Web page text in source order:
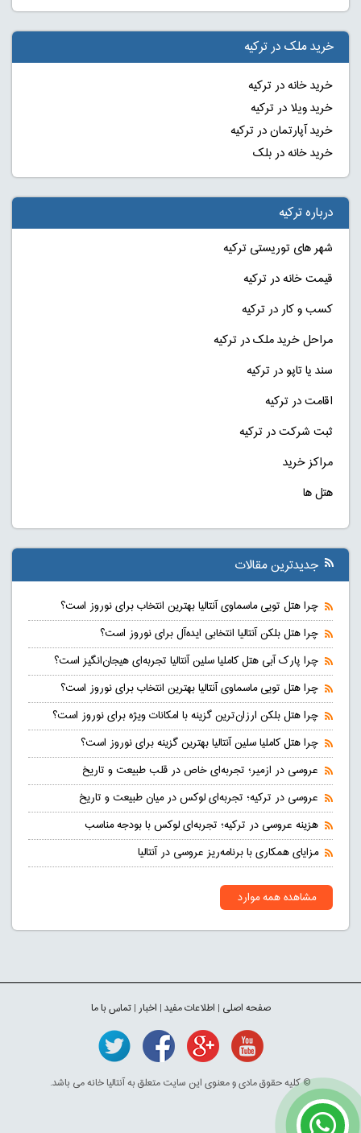
خرید ملک در ترکیه
خرید خانه در ترکیه
خرید ویلا در ترکیه
خرید آپارتمان در ترکیه
خرید خانه در بلک
درباره ترکیه
شهر های توریستی ترکیه
قیمت خانه در ترکیه
کسب و کار در ترکیه
مراحل خرید ملک در ترکیه
سند یا تاپو در ترکیه
اقامت در ترکیه
ثبت شرکت در ترکیه
مراکز خرید
هتل ها
جدیدترین مقالات
چرا هتل تویی ماسماوی آنتالیا بهترین انتخاب برای نوروز است؟
چرا هتل بلکن آنتالیا انتخابی ایده‌آل برای نوروز است؟
چرا پارک آبی هتل کاملیا سلین آنتالیا تجربه‌ای هیجان‌انگیز است؟
چرا هتل تویی ماسماوی آنتالیا بهترین انتخاب برای نوروز است؟
چرا هتل بلکن ارزان‌ترین گزینه با امکانات ویژه برای نوروز است؟
چرا هتل کاملیا سلین آنتالیا بهترین گزینه برای نوروز است؟
عروسی در ازمیر؛ تجربه‌ای خاص در قلب طبیعت و تاریخ
عروسی در ترکیه؛ تجربه‌ای لوکس در میان طبیعت و تاریخ
هزینه عروسی در ترکیه؛ تجربه‌ای لوکس با بودجه مناسب
مزایای همکاری با برنامه‌ریز عروسی در آنتالیا
مشاهده همه موارد
صفحه اصلی | اطلاعات مفید| اخبار|تماس با ما
© کلیه حقوق مادی و معنوی این سایت متعلق به آنتالیا خانه می باشد.